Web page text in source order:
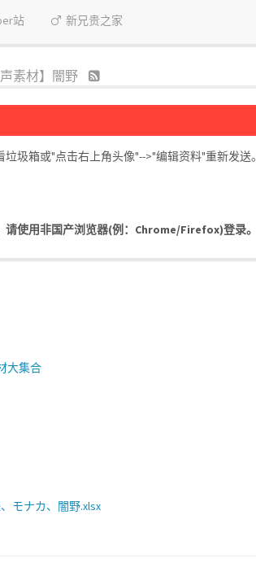
站 新兄贵之家
声素材】闇野
圾箱或"点击右上角头像"-->"编辑资料"重新发送。
请使用非国产浏览器(例：Chrome/Firefox)登录。
大集合
モナカ、闇野.xlsx